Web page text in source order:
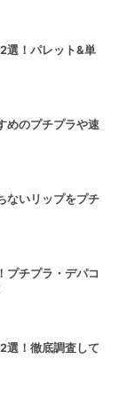
選！パレット&単
めのプチプラや速
ないリップをプチ
プチプラ・デパコ
選！徹底調査して